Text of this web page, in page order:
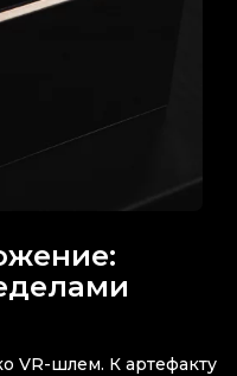
VR-шлем. К артефакту